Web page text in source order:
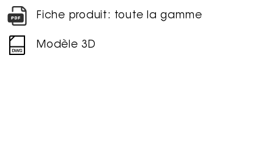
Fiche produit: toute la gamme
Modèle 3D